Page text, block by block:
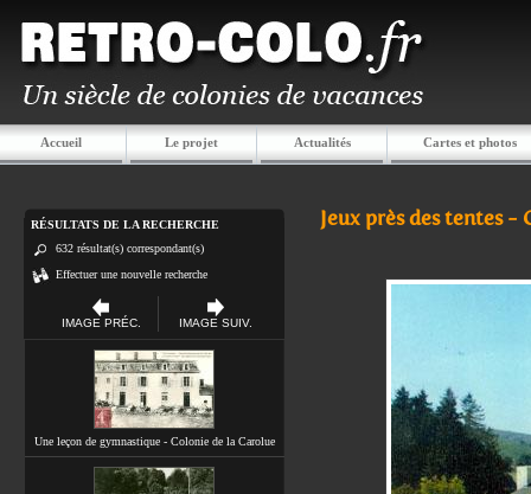
Accueil Le projet Actualités Cartes et photos
RÉSULTATS DE LA RECHERCHE
632 résultat(s) correspondant(s)
Effectuer une nouvelle recherche
IMAGE PRÉC. IMAGE SUIV.
Une leçon de gymnastique - Colonie de la Carolue
Jeux près des tentes -